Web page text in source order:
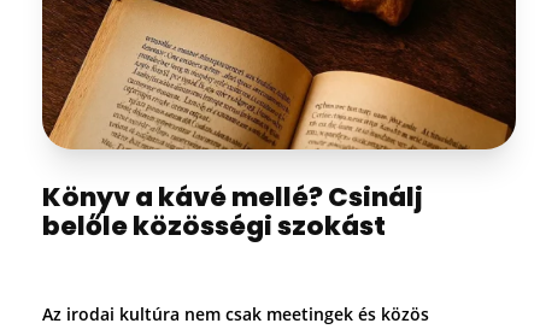
Könyv a kávé mellé? Csinálj
belőle közösségi szokást
Az irodai kultúra nem csak meetingek és közös